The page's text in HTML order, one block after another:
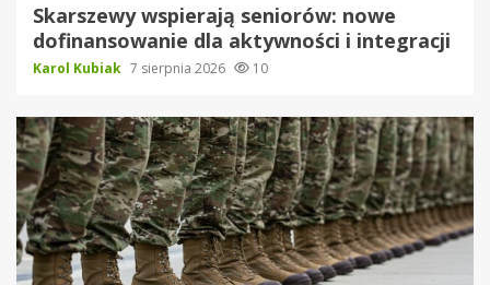
Skarszewy wspierają seniorów: nowe
dofinansowanie dla aktywności i integracji
Karol Kubiak 7 sierpnia 2026 10